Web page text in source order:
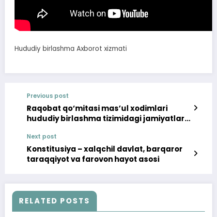
Hududiy birlashma Axborot xizmati
Previous post
Raqobat qo‘mitasi mas’ul xodimlari
hududiy birlashma tizimidagi jamiyatlar
o‘tkazdilar
Next post
Konstitusiya – xalqchil davlat, barqaror
taraqqiyot va farovon hayot asosi
RELATED POSTS